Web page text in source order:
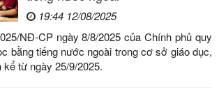
19:44 12/08/2025
NĐ-CP ngày 8/8/2025 của Chính phủ quy
bằng tiếng nước ngoài trong cơ sở giáo dục,
từ ngày 25/9/2025.